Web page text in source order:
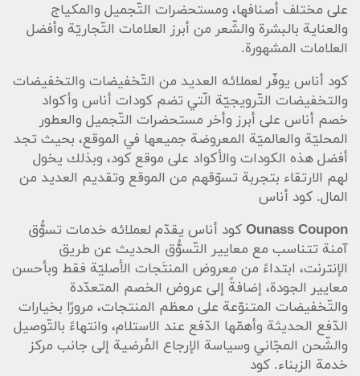
على مختلف أصنافها، ومستحضرات التّجميل والمكياج
والعناية بالبشرة والشّعر من أبرز العلامات التّجاريّة وأفضل
العلامات المشهورة.
كود أناس يوفّر لعملائه العديد من التّخفيضات والتخفيضات
والتخفيضات التّرويجيّة الّتي تضم كودات أناس وأكواد
خصم أناس على أبرز وأخر مستحضرات التّجميل والعطور
المحليّة والعالميّة المعروضة جميعها في الموقع، بحيث تجد
أفضل هذه الكودات والأكواد على موقع كود، وبذلك يخول
لهم الارتقاء بتجربة تسوّقهم من الموقع وتقديم العديد من
المال. كود أناس
Ounass Coupon كود أناس يقدّم لعملائه خدمات تسوُّق
آمنة تتناسب مع معايير التّسوُّق الحديث عن طريق
الإنترنت، ابتداءً من معروض المنتَجات الأصليّة فقط وبأحسن
معايير الجودة، إضافةً إلى عروض الخصم المتعدّدة
والتّخفيضات المتنوّعة على معظم المنتجات، مرورًا بخيارات
الدّفع الحديثة وأهمّها الدّفع عند الاستلام، وانتهاءً بالتّوصيل
والشّحن المجّاني وسياسة الإرجاع المُرضية إلى جانب مركز
خدمة الزبناء. كود